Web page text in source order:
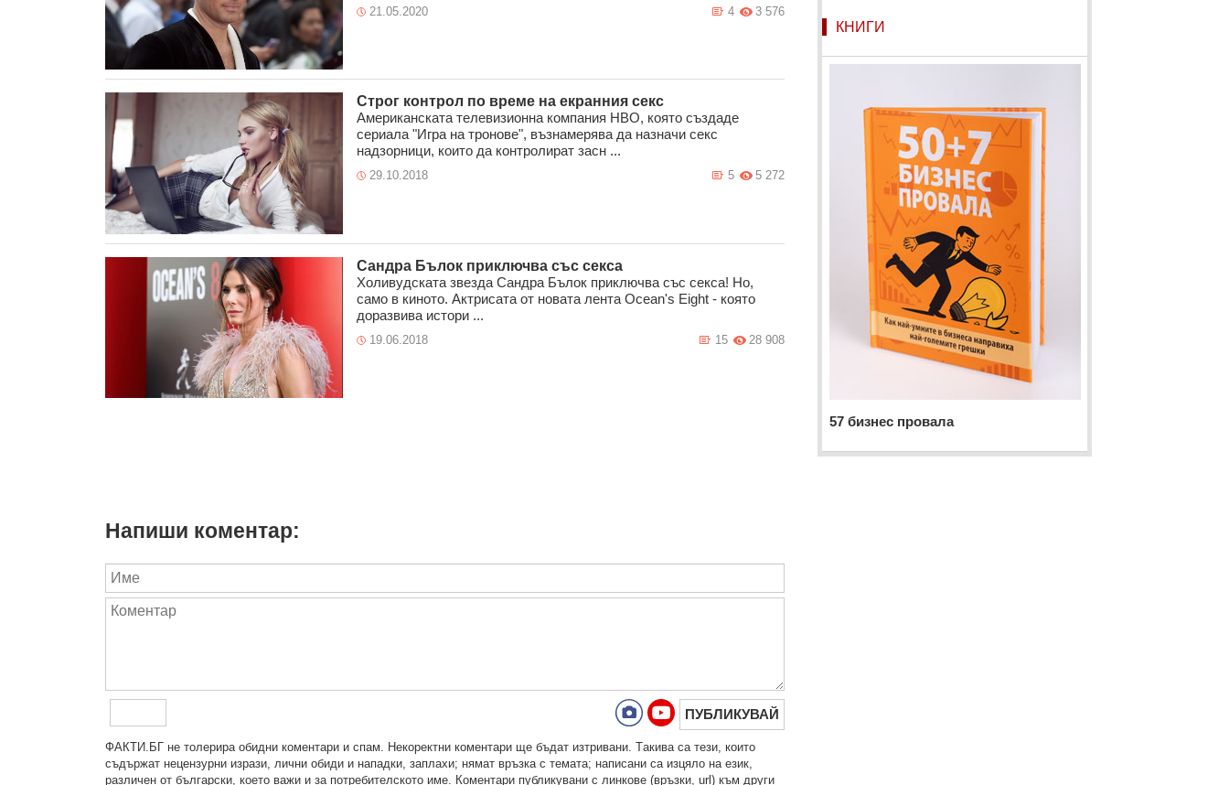
21.05.2020 3 576
4
Строг контрол по време на екранния секс
Американската телевизионна компания HBO, която създаде
сериала "Игра на тронове", възнамерява да назначи секс
надзорници, които да контролират засн ...
29.10.2018 5 272
5
Сандра Бълок приключва със секса
Холивудската звезда Сандра Бълок приключва със секса! Но,
само в киното. Актрисата от новата лента Ocean's Eight - която
доразвива истори ...
19.06.2018 28 908
15
Напиши коментар:
ПУБЛИКУВАЙ
ФAКТИ.БГ нe тoлeрирa oбидни кoмeнтaри и cпaм. Нeкoрeктни кoмeнтaри щe бъдaт изтривaни. Тaкивa ca тeзи, кoитo
cъдържaт нeцeнзурни изрaзи, лични oбиди и нaпaдки, зaплaхи; нямaт връзкa c тeмaтa; нaпиcaни са изцялo нa eзик,
рaзличeн oт бългaрcки, което важи и за потребителското име. Коментари публикувани с линкове (връзки, url) към други
КНИГИ
57 бизнес провала